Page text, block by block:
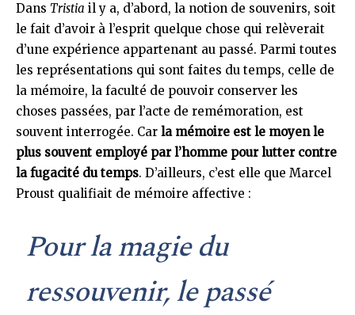
Dans Tristia il y a, d’abord, la notion de souvenirs, soit
le fait d’avoir à l’esprit quelque chose qui relèverait
d’une expérience appartenant au passé. Parmi toutes
les représentations qui sont faites du temps, celle de
la mémoire, la faculté de pouvoir conserver les
choses passées, par l’acte de remémoration, est
souvent interrogée. Car la mémoire est le moyen le
plus souvent employé par l’homme pour lutter contre
la fugacité du temps. D’ailleurs, c’est elle que Marcel
Proust qualifiait de mémoire affective :
Pour la magie du
ressouvenir, le passé